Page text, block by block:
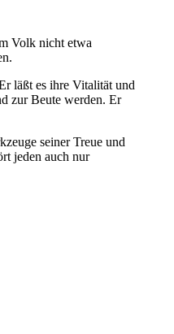
Volk nicht etwa
läßt es ihre Vitalität und
zur Beute werden. Er
seiner Treue und
jeden auch nur